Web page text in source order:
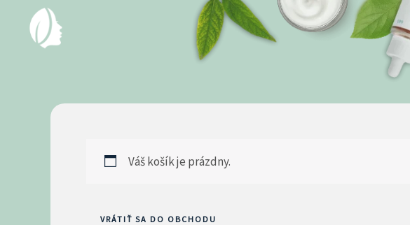
Preskočiť
Váš košík je prázdny.
VRÁTIŤ SA DO OBCHODU